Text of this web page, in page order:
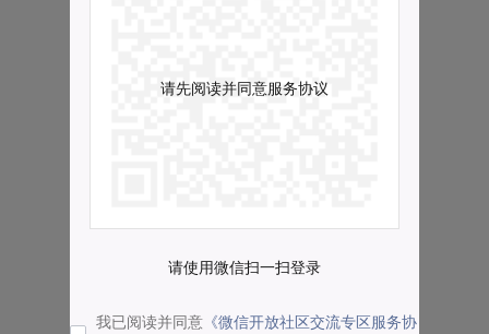
请先阅读并同意服务协议
请使用微信扫一扫登录
我已阅读并同意 《微信开放社区交流专区服务协